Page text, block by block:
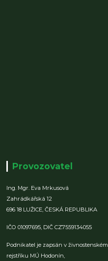
Provozovatel
Ing. Mgr. Eva Mrkusová
Zahrádkářská 12
696 18 LUŽICE,ČESKÁ REPUBLIKA
IČO 01097695, DIČ CZ7559134055
Podnikatel je zapsán v živnostenském
rejstříku MÚ Hodonín,